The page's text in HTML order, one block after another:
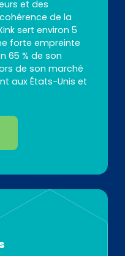
et des
de la
sert environ 5
forte empreinte
65 % de son
de son marché
aux États-Unis et